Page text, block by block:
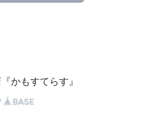
かもすてらす』